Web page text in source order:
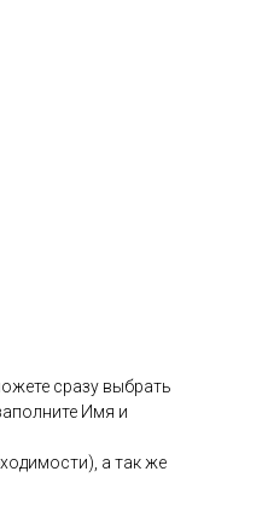
сразу выбрать
Имя и
а так же